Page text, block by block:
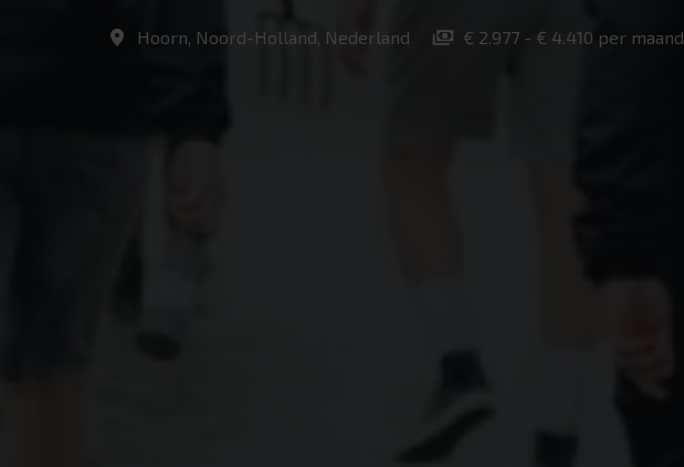
Hoorn Noord-Holland Nederland € 2.977 - € 4.410 per maand